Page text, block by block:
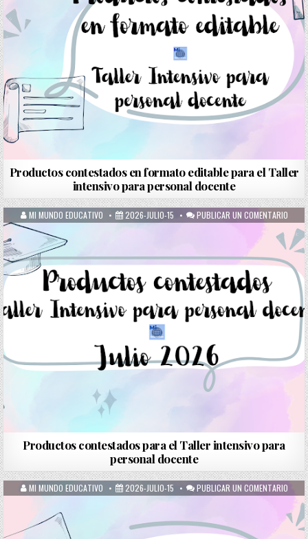
Productos contestados en formato editable para el Taller
intensivo para personal docente
MI MUNDO EDUCATIVO 2026-JULIO-15 PUBLICAR UN COMENTARIO
Productos contestados para el Taller intensivo para
personal docente
MI MUNDO EDUCATIVO 2026-JULIO-15 PUBLICAR UN COMENTARIO